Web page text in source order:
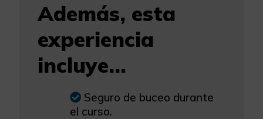
Además, esta
experiencia
incluye...
Seguro de buceo durante
el curso.